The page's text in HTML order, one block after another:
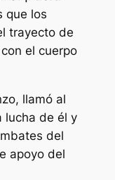
que los
trayecto de
el cuerpo
llamó al
lucha de él y
del
apoyo del